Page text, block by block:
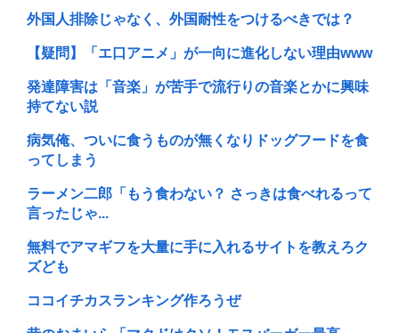
外国人排除じゃなく、外国耐性をつけるべきでは？
【疑問】「エ口アニメ」が一向に進化しない理由www
発達障害は「音楽」が苦手で流行りの音楽とかに興味
持てない説
病気俺、ついに食うものが無くなりドッグフードを食
ってしまう
ラーメン二郎「もう食わない？ さっきは食べれるって
言ったじゃ...
無料でアマギフを大量に手に入れるサイトを教えろク
ズども
ココイチカスランキング作ろうぜ